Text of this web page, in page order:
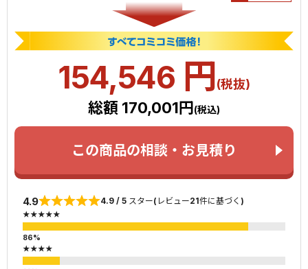
154,546 円(税抜)
総額 170,001円 (税込)
この商品の相談・お見積り
4.9 4.9 / 5 スター(レビュー21件に基づく)
★★★★★
★★★★